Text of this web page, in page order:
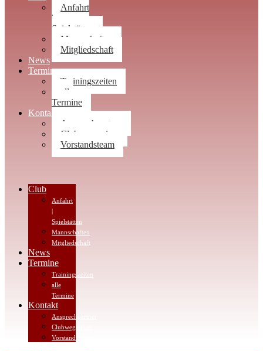
Anfahrt
|
Spielstätten
Mannschaften
Mitgliedschaft
News
Termine
Trainingszeiten
alle
Termine
Kontakt
Ansprechpartner
Clubwegweiser
Vorstandsteam
Club
Anfahrt
|
Spielstätten
Mannschaften
Mitgliedschaft
News
Termine
Trainingszeiten
alle
Termine
Kontakt
Ansprechpartner
Clubwegweiser
Vorstandsteam